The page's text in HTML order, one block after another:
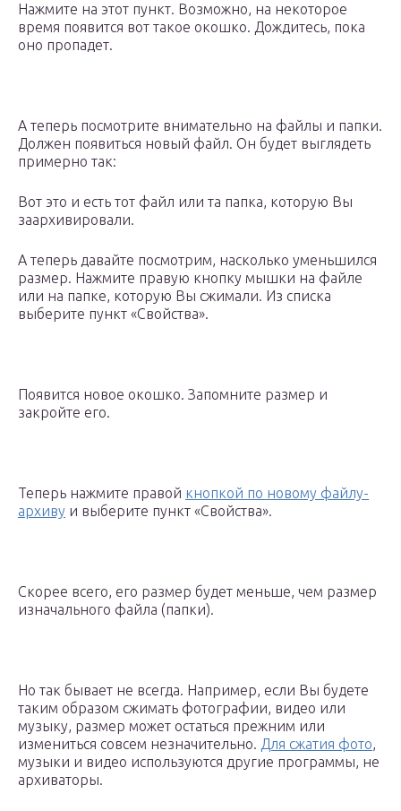
Нажмите на этот пункт. Возможно, на некоторое
время появится вот такое окошко. Дождитесь, пока
оно пропадет.
А теперь посмотрите внимательно на файлы и папки.
Должен появиться новый файл. Он будет выглядеть
примерно так:
Вот это и есть тот файл или та папка, которую Вы
заархивировали.
А теперь давайте посмотрим, насколько уменьшился
размер. Нажмите правую кнопку мышки на файле
или на папке, которую Вы сжимали. Из списка
выберите пункт «Свойства».
Появится новое окошко. Запомните размер и
закройте его.
Теперь нажмите правой кнопкой по новому файлу-
архиву и выберите пункт «Свойства».
Скорее всего, его размер будет меньше, чем размер
изначального файла (папки).
Но так бывает не всегда. Например, если Вы будете
таким образом сжимать фотографии, видео или
музыку, размер может остаться прежним или
измениться совсем незначительно. Для сжатия фото,
музыки и видео используются другие программы, не
архиваторы.